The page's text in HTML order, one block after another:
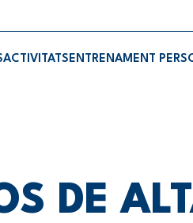
ACTIVITATS ENTRENAMENT
DE